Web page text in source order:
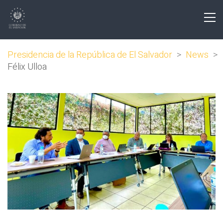
Presidencia de la República de El Salvador > News >
Félix Ulloa